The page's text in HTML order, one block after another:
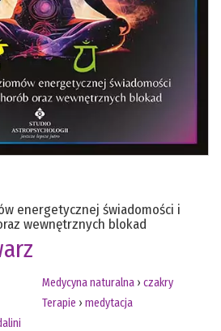
energetycznej świadomości i
wewnętrznych blokad
Medycyna naturalna › czakry
Terapie › medytacja